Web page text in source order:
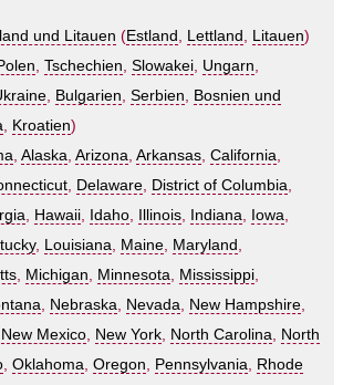
und Litauen (Estland , Lettland , Litauen)
, Tschechien, Slowakei, Ungarn,
, Bulgarien, Serbien, Bosnien und
, Kroatien)
, Alaska, Arizona, Arkansas, California,
, Delaware, District of Columbia,
, Hawaii, Idaho, Illinois, Indiana, Iowa,
, Louisiana, Maine, Maryland ,
, Michigan, Minnesota, Mississippi,
, Nebraska, Nevada, New Hampshire,
New Mexico, New York, North Carolina, North
, Oklahoma, Oregon, Pennsylvania, Rhode